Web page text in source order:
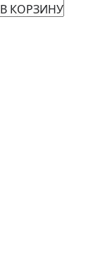
В КОРЗИНУ